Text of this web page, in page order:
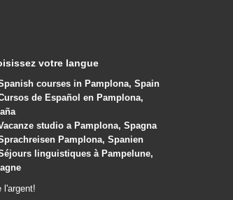
votre langue
courses in Pamplona, Spain
de Español en Pamplona,
studio a Pamplona, Spagna
Pamplona, Spanien
linguistiques à Pampelune,
l'argent!